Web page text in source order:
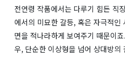
전연령 작품에서는 다루기 힘든 직
에서의 미묘한 갈등, 혹은 자극적인
면을 적나라하게 보여주기 때문이
우, 단순한 이상형을 넘어 상대방의